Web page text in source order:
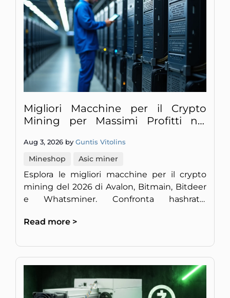
Migliori Macchine per il Crypto
Mining per Massimi Profitti nel
Aug 3, 2026 by Guntis Vitolins
Mineshop Asic miner
Esplora le migliori macchine per il crypto
mining del 2026 di Avalon, Bitmain, Bitdeer
e Whatsminer. Confronta hashrate,
trovare il mining rig ideale
Read more >